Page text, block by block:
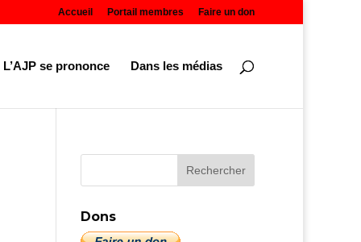
Accueil Portail membres Faire un don
L’AJP se prononce Dans les médias
Dons